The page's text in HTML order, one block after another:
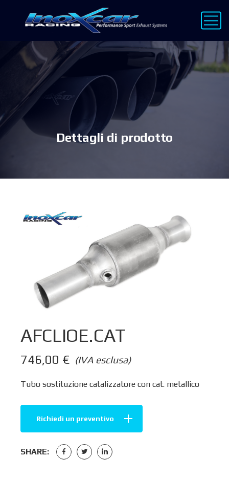
Dettagli di prodotto
AFCLIOE.CAT
(IVA esclusa)
746,00 €
Tubo sostituzione catalizzatore con cat. metallico
Richiedi un preventivo
SHARE: